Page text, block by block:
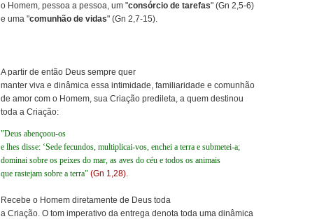
o Homem, pessoa a pessoa, um "consórcio de tarefas" (Gn 2,5-6)
e uma "comunhão de vidas" (Gn 2,7-15).
A partir de então Deus sempre quer
manter viva e dinâmica essa intimidade, familiaridade e comunhão
de amor com o Homem, sua Criação predileta, a quem destinou
toda a Criação:
"Deus abençoou-os
e lhes disse: ‘Sede fecundos, multiplicai-vos, enchei a terra e submetei-a;
dominai sobre os peixes do mar, as aves do céu e todos os animais
que rastejam sobre a terra" (Gn 1,28).
Recebe o Homem diretamente de Deus toda
a Criação. O tom imperativo da entrega denota toda uma dinâmica